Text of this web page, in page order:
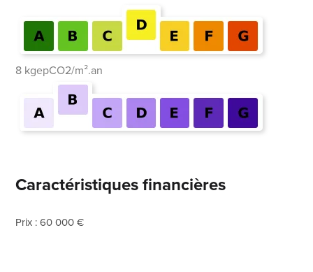
8 kgepCO2/m².an
Caractéristiques financières
Prix : 60 000 €